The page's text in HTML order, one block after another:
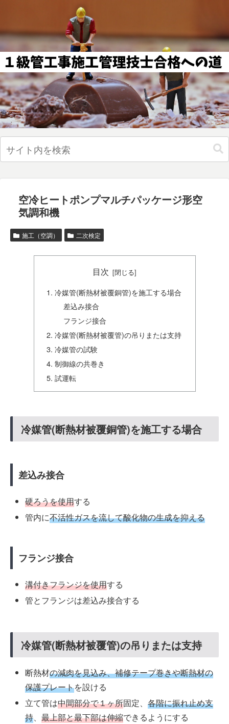
空冷ヒートポンプマルチパッケージ形空
気調和機
施工（空調） 二次検定
目次
冷媒管(断熱材被覆銅管)を施工する場合
差込み接合
フランジ接合
冷媒管(断熱材被覆管)の吊りまたは支持
冷媒管の試験
制御線の共巻き
試運転
冷媒管(断熱材被覆銅管)を施工する場合
差込み接合
硬ろうを使用する
管内に不活性ガスを流して酸化物の生成を抑える
フランジ接合
溝付きフランジを使用する
管とフランジは差込み接合する
冷媒管(断熱材被覆管)の吊りまたは支持
断熱材の減肉を見込み、補修テープ巻きや断熱材の
保護プレートを設ける
立て管は中間部分で１ヶ所固定、各階に振れ止め支
持、最上部と最下部は伸縮できるようにする